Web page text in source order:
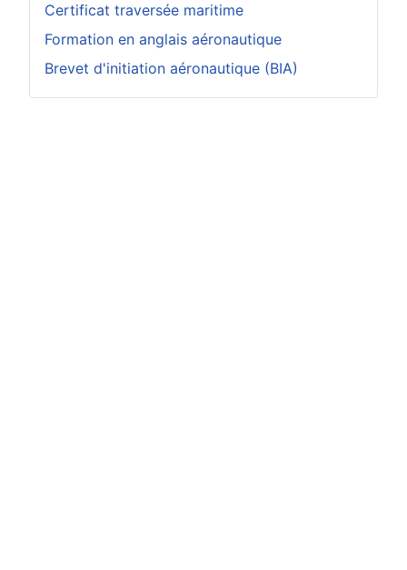
Certificat traversée maritime
Formation en anglais aéronautique
Brevet d'initiation aéronautique (BIA)